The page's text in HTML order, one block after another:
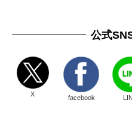
公式
X facebook